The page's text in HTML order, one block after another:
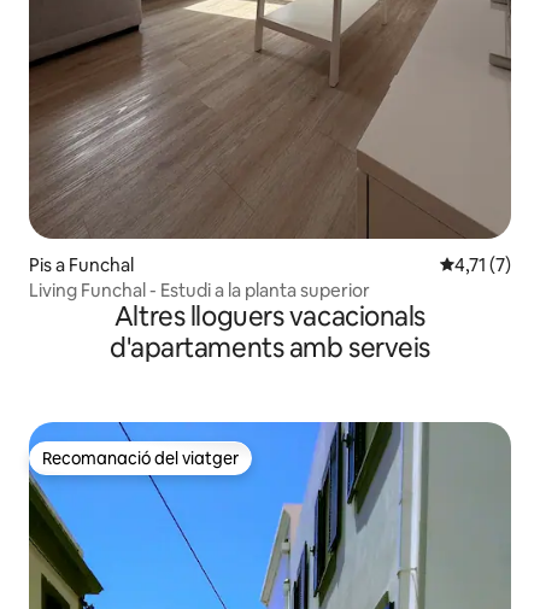
Pis a Funchal 4,71 de
4,71 (7)
Living Funchal - Estudi a la planta superior
Altres lloguers vacacionals
d'apartaments amb serveis
Recomanació del viatger
Recomanació del viatger